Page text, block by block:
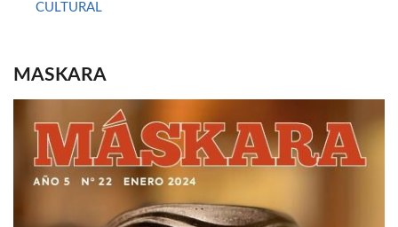
CULTURAL
MASKARA